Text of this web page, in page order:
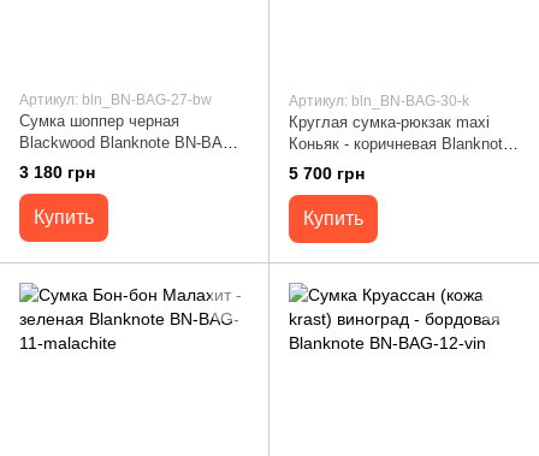
Артикул: bln_BN-BAG-27-bw
Сумка шоппер черная
Blackwood Blanknote BN-BAG-
27-bw
3 180 грн
Купить
Артикул: bln_BN-BAG-30-k
Круглая сумка-рюкзак maxi
Коньяк - коричневая Blanknote
BN-BAG-30-k
5 700 грн
Купить